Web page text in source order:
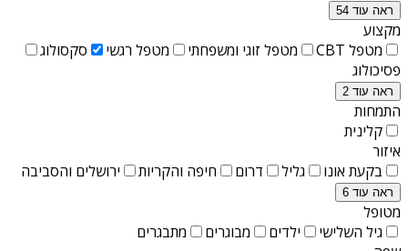
ראה עוד 54
מקצוע
מטפל CBT
מטפל זוגי ומשפחתי מטפל רגשי
סקסולוג
פסיכולוג
ראה עוד 2
התמחות
קלינית
איזור
בקעת אונו
גליל דרום חיפה והקריות ירושלים והסביבה
ראה עוד 6
מטופל
גיל השלישי
ילדים מבוגרים
מתבגרים